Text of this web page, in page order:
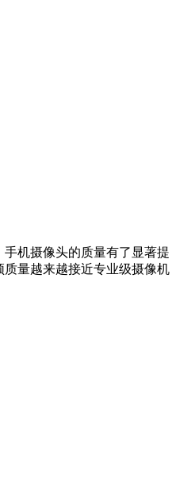
机摄像头的质量有了显著提
质量越来越接近专业级摄像机